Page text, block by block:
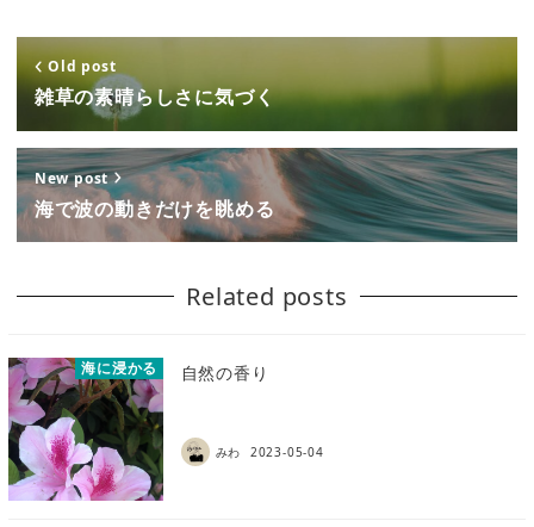
Old post
雑草の素晴らしさに気づく
New post
海で波の動きだけを眺める
Related posts
海に浸かる 自然の香り
みわ 2023-05-04